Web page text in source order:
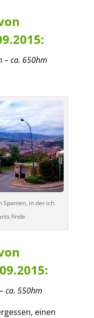
– ca. 650hm
Spanien, in der ich
finde
ca. 550hm
einen